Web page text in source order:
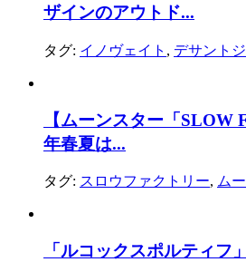
ザインのアウトド...
タグ: イノヴェイト , デサント
【ムーンスター「SLOW
年春夏は...
タグ: スロウファクトリー, ム
「ルコックスポルティフ